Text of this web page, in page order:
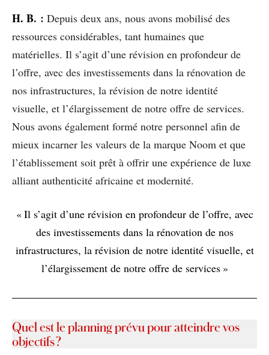
H. B. : Depuis deux ans, nous avons mobilisé des
ressources considérables, tant humaines que
matérielles. Il s’agit d’une révision en profondeur de
l’offre, avec des investissements dans la rénovation de
nos infrastructures, la révision de notre identité
visuelle, et l’élargissement de notre offre de services.
Nous avons également formé notre personnel afin de
mieux incarner les valeurs de la marque Noom et que
l’établissement soit prêt à offrir une expérience de luxe
alliant authenticité africaine et modernité.
« Il s’agit d’une révision en profondeur de l’offre, avec
des investissements dans la rénovation de nos
infrastructures, la révision de notre identité visuelle, et
l’élargissement de notre offre de services »
Quel est le planning prévu pour atteindre vos
objectifs ?